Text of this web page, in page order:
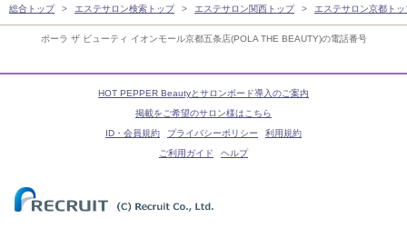
ポーラ ザ ビューティ イオンモール京都五条店(POLA THE BEAUTY)の電話番号
総合トップ エステサロン検索トップ エステサロン関西トップ エステサロン京都トッ
HOT PEPPER Beautyとサロンボード導入のご案内
掲載をご希望のサロン様はこちら
ID・会員規約
プライバシーポリシー
利用規約
ご利用ガイド
ヘルプ